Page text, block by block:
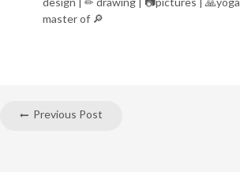
master of 🔎
Previous Post